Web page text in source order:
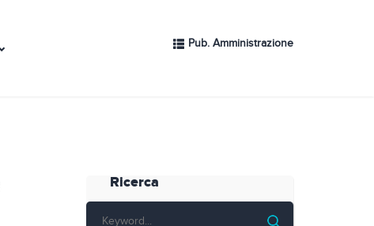
Pub. Amministrazione
Ricerca